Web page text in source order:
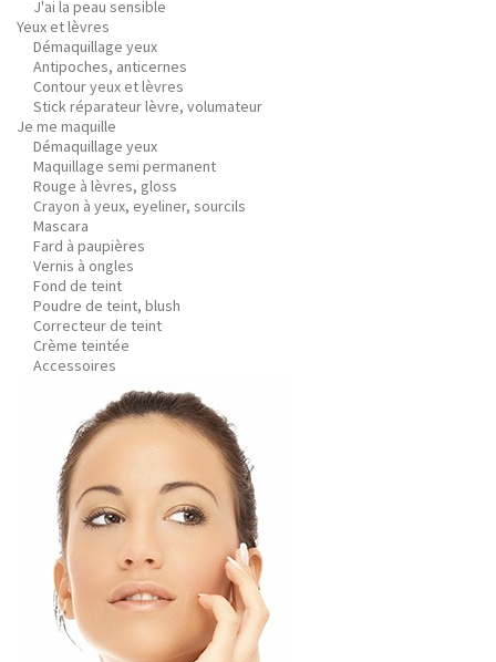
J'ai la peau sensible
Yeux et lèvres
Démaquillage yeux
Antipoches, anticernes
Contour yeux et lèvres
Stick réparateur lèvre, volumateur
Je me maquille
Démaquillage yeux
Maquillage semi permanent
Rouge à lèvres, gloss
Crayon à yeux, eyeliner, sourcils
Mascara
Fard à paupières
Vernis à ongles
Fond de teint
Poudre de teint, blush
Correcteur de teint
Crème teintée
Accessoires